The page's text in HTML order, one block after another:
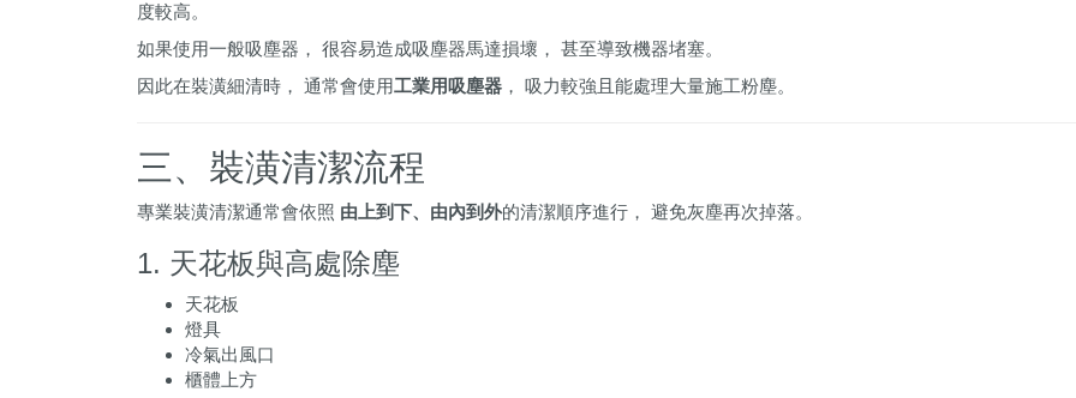
度較高。
如果使用一般吸塵器， 很容易造成吸塵器馬達損壞， 甚至導致機器堵塞。
因此在裝潢細清時， 通常會使用工業用吸塵器 ， 吸力較強且能處理大量施工粉塵。
三、裝潢清潔流程
專業裝潢清潔通常會依照 由上到下、由內到外的清潔順序進行， 避免灰塵再次掉落。
1. 天花板與高處除塵
天花板
燈具
冷氣出風口
櫃體上方